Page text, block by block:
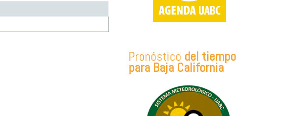
Pronóstico del tiempo
para Baja California